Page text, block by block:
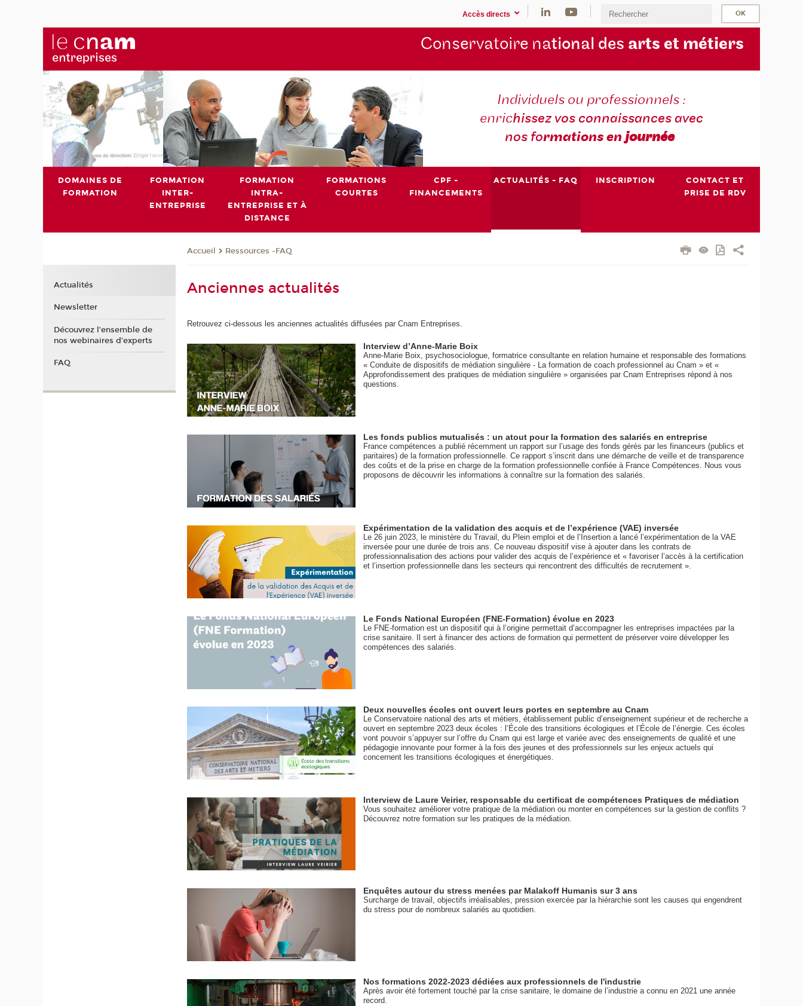
Accès directs
Conservatoire national des arts et métiers
Individuels ou professionnels :
enrichissez vos connaissances avec
nos formations enjournée
DOMAINES DE
FORMATION
FORMATION
INTER-
ENTREPRISE
FORMATION
INTRA-
ENTREPRISE ET À
DISTANCE
FORMATIONS
COURTES
CPF -
FINANCEMENTS
ACTUALITÉS - FAQ INSCRIPTION
CONTACT ET
PRISE DE RDV
Accueil Ressources -FAQ
Anciennes actualités
Retrouvez ci-dessous les anciennes actualités diffusées par Cnam Entreprises.
Interview d’Anne-Marie Boix
Anne-Marie Boix, psychosociologue, formatrice consultante en relation humaine et responsable des formations
« Conduite de dispositifs de médiation singulière - La formation de coach professionnel au Cnam » et «
Approfondissement des pratiques de médiation singulière » organisées par Cnam Entreprises répond à nos
questions.
Les fonds publics mutualisés : un atout pour la formation des salariés en entreprise
France compétences a publié récemment un rapport sur l’usage des fonds gérés par les financeurs (publics et
paritaires) de la formation professionnelle. Ce rapport s’inscrit dans une démarche de veille et de transparence
des coûts et de la prise en charge de la formation professionnelle confiée à France Compétences. Nous vous
proposons de découvrir les informations à connaître sur la formation des salariés.
Expérimentation de la validation des acquis et de l’expérience (VAE) inversée
Le 26 juin 2023, le ministère du Travail, du Plein emploi et de l’Insertion a lancé l’expérimentation de la VAE
inversée pour une durée de trois ans. Ce nouveau dispositif vise à ajouter dans les contrats de
professionnalisation des actions pour valider des acquis de l’expérience et « favoriser l’accès à la certification
et l’insertion professionnelle dans les secteurs qui rencontrent des difficultés de recrutement ».
Le Fonds National Européen (FNE-Formation) évolue en 2023
Le FNE-formation est un dispositif qui à l’origine permettait d’accompagner les entreprises impactées par la
crise sanitaire. Il sert à financer des actions de formation qui permettent de préserver voire développer les
compétences des salariés.
Deux nouvelles écoles ont ouvert leurs portes en septembre au Cnam
Le Conservatoire national des arts et métiers, établissement public d’enseignement supérieur et de recherche a
ouvert en septembre 2023 deux écoles : l’École des transitions écologiques et l’École de l’énergie. Ces écoles
vont pouvoir s’appuyer sur l’offre du Cnam qui est large et variée avec des enseignements de qualité et une
pédagogie innovante pour former à la fois des jeunes et des professionnels sur les enjeux actuels qui
concernent les transitions écologiques et énergétiques.
Interview de Laure Veirier, responsable du certificat de compétences Pratiques de médiation
Vous souhaitez améliorer votre pratique de la médiation ou monter en compétences sur la gestion de conflits ?
Découvrez notre formation sur les pratiques de la médiation.
Enquêtes autour du stress menées par Malakoff Humanis sur 3 ans
Surcharge de travail, objectifs irréalisables, pression exercée par la hiérarchie sont les causes qui engendrent
du stress pour de nombreux salariés au quotidien.
Nos formations 2022-2023 dédiées aux professionnels de l'industrie
Après avoir été fortement touché par la crise sanitaire, le domaine de l’industrie a connu en 2021 une année
record.
Actualités
Newsletter
Découvrez l’ensemble de
nos webinaires d’experts
FAQ